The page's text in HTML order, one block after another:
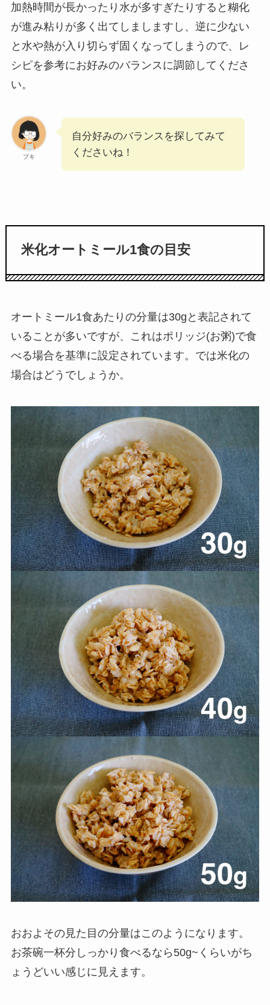
加熱時間が長かったり水が多すぎたりすると糊化
が進み粘りが多く出てしましますし、逆に少ない
と水や熱が入り切らず固くなってしまうので、レ
シピを参考にお好みのバランスに調節してくださ
い。
プキ
自分好みのバランスを探してみて
くださいね！
米化オートミール1食の目安
オートミール1食あたりの分量は30gと表記されて
いることが多いですが、これはポリッジ(お粥)で食
べる場合を基準に設定されています。では米化の
場合はどうでしょうか。
おおよその見た目の分量はこのようになります。
お茶碗一杯分しっかり食べるなら50g~くらいがち
ょうどいい感じに見えます。